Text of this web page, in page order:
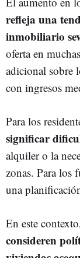
refleja una
inmobiliario
oferta en
adicional sobre
con ingresos
Para los
significar
alquiler o la
zonas. Para los
una
En este
consideren